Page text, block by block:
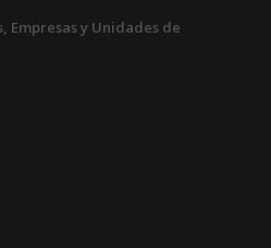
Empresas y Unidades de